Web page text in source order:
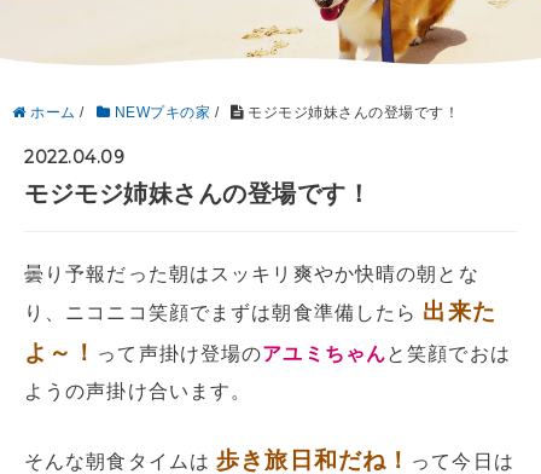
ホーム / NEWプキの家 / モジモジ姉妹さんの登場です！
2022.04.09
モジモジ姉妹さんの登場です！
曇り予報だった朝はスッキリ爽やか快晴の朝とな
り、ニコニコ笑顔でまずは朝食準備したら 出来た
よ～！ って声掛け登場のアユミちゃんと笑顔でおは
ようの声掛け合います。
そんな朝食タイムは歩き旅日和だね！ って今日は
a